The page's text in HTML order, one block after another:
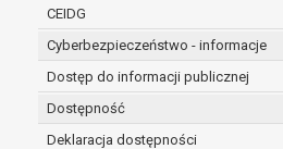
CEIDG
Cyberbezpieczeństwo - informacje
Dostęp do informacji publicznej
Dostępność
Deklaracja dostępności
Z przyczyn
on istnienie
ustalenia,